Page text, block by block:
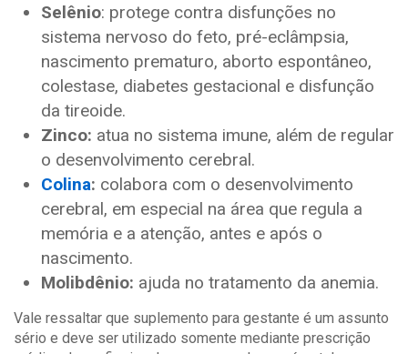
Selênio: protege contra disfunções no
sistema nervoso do feto, pré-eclâmpsia,
nascimento prematuro, aborto espontâneo,
colestase, diabetes gestacional e disfunção
da tireoide.
Zinco: atua no sistema imune, além de regular
o desenvolvimento cerebral.
Colina: colabora com o desenvolvimento
cerebral, em especial na área que regula a
memória e a atenção, antes e após o
nascimento.
Molibdênio: ajuda no tratamento da anemia.
Vale ressaltar que suplemento para gestante é um assunto
sério e deve ser utilizado somente mediante prescrição